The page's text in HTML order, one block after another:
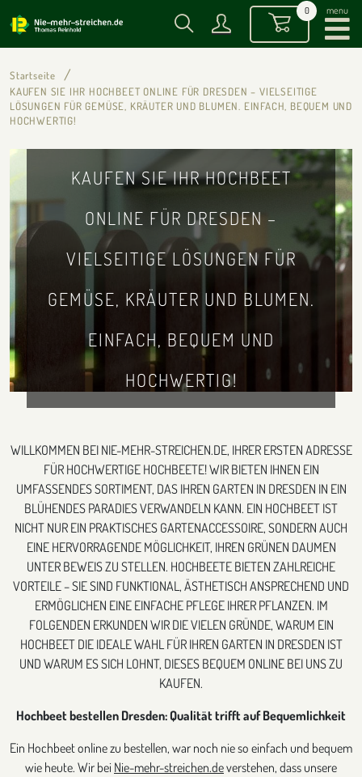
0 menu
Startseite
KAUFEN SIE IHR HOCHBEET ONLINE FÜR DRESDEN – VIELSEITIGE
LÖSUNGEN FÜR GEMÜSE, KRÄUTER UND BLUMEN. EINFACH, BEQUEM UND
HOCHWERTIG!
KAUFEN SIE IHR HOCHBEET
ONLINE FÜR DRESDEN –
VIELSEITIGE LÖSUNGEN FÜR
GEMÜSE, KRÄUTER UND BLUMEN.
EINFACH, BEQUEM UND
HOCHWERTIG!
WILLKOMMEN BEI NIE-MEHR-STREICHEN.DE, IHRER ERSTEN ADRESSE
FÜR HOCHWERTIGE HOCHBEETE! WIR BIETEN IHNEN EIN
UMFASSENDES SORTIMENT, DAS IHREN GARTEN IN DRESDEN IN EIN
BLÜHENDES PARADIES VERWANDELN KANN. EIN HOCHBEET IST
NICHT NUR EIN PRAKTISCHES GARTENACCESSOIRE, SONDERN AUCH
EINE HERVORRAGENDE MÖGLICHKEIT, IHREN GRÜNEN DAUMEN
UNTER BEWEIS ZU STELLEN. HOCHBEETE BIETEN ZAHLREICHE
VORTEILE – SIE SIND FUNKTIONAL, ÄSTHETISCH ANSPRECHEND UND
ERMÖGLICHEN EINE EINFACHE PFLEGE IHRER PFLANZEN. IM
FOLGENDEN ERKUNDEN WIR DIE VIELEN GRÜNDE, WARUM EIN
HOCHBEET DIE IDEALE WAHL FÜR IHREN GARTEN IN DRESDEN IST
UND WARUM ES SICH LOHNT, DIESES BEQUEM ONLINE BEI UNS ZU
KAUFEN.
Hochbeet bestellen Dresden: Qualität trifft auf Bequemlichkeit
Ein Hochbeet online zu bestellen, war noch nie so einfach und bequem
wie heute. Wir bei Nie-mehr-streichen.deverstehen, dass unsere